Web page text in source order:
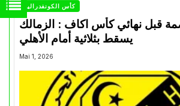
كأس الكونفدرالية
قبل نهائي كأس اكاف : الزمالك
Mai 1, 2026